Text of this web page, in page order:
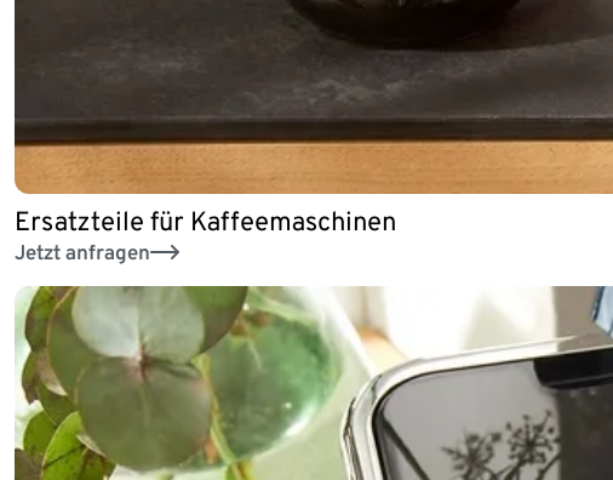
Ersatzteile für Kaffeemaschinen
Jetzt anfragen